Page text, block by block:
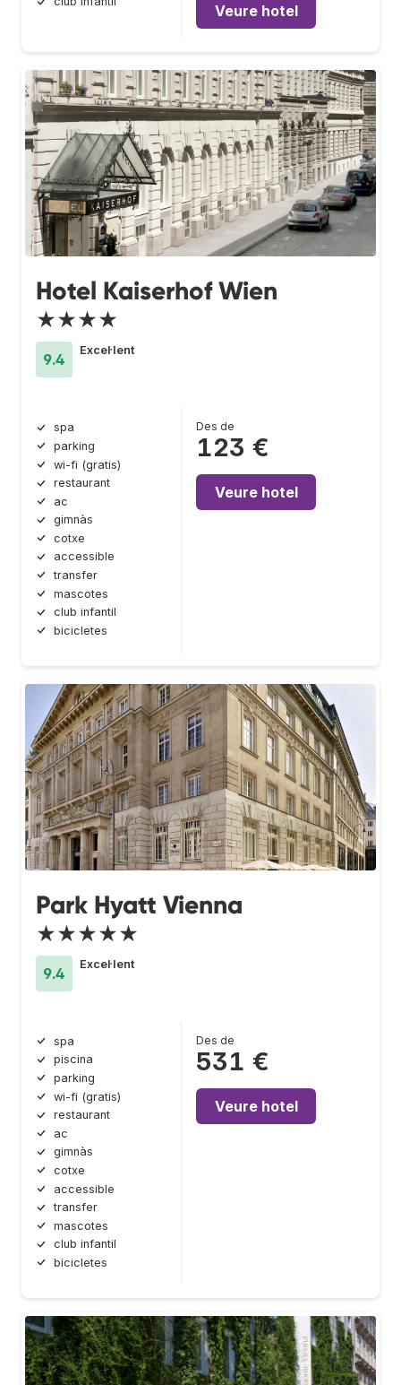
Veure hotel
Hotel Kaiserhof Wien
★★★★
9.4
Excel·lent
spa
parking
wi-fi (gratis)
restaurant
ac
gimnàs
cotxe
accessible
transfer
mascotes
club infantil
bicicletes
Des de
123 €
Veure hotel
Park Hyatt Vienna
★★★★★
9.4
Excel·lent
spa
piscina
parking
wi-fi (gratis)
restaurant
ac
gimnàs
cotxe
accessible
transfer
mascotes
club infantil
bicicletes
Des de
531 €
Veure hotel